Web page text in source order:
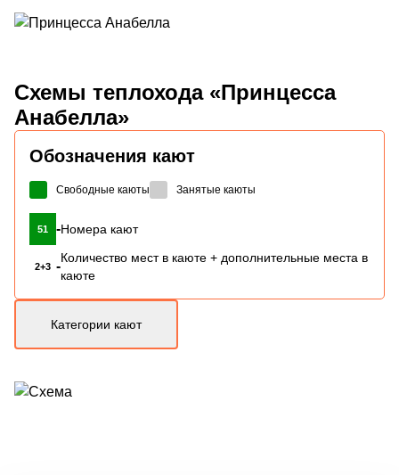
Схемы теплохода «Принцесса
Анабелла»
Обозначения кают
Свободные каюты Занятые каюты
51 -Номера кают
2+3 -
Количество мест в каюте + дополнительные места в
каюте
Категории кают